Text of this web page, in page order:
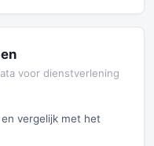
voor dienstverlening
vergelijk met het